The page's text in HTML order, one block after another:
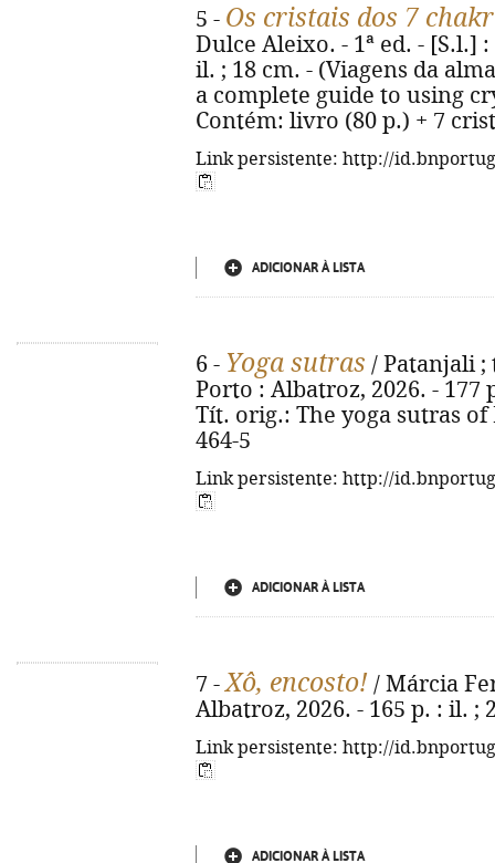
5 - Os cristais dos 7
Dulce Aleixo. - 1ª ed. - [S.l.]
il. ; 18 cm. - (Viagens da
a complete guide to using
Contém: livro (80 p.) + 7
Link persistente: http://
ADICIONAR À LISTA
6 - Yoga sutras / Patanjali ;
Porto : Albatroz, 2026. - 177
Tít. orig.: The yoga sutras of
464-5
Link persistente: http://
ADICIONAR À LISTA
7 -Xô, encosto! / Márcia
Albatroz, 2026. - 165 p. : il. ;
Link persistente: http://
ADICIONAR À LISTA